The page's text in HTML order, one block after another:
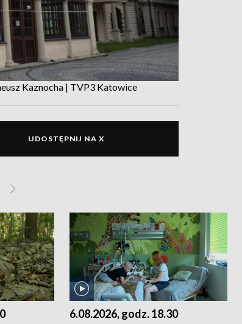
Kaznocha | TVP3 Katowice
UDOSTĘPNIJ NA X
6.08.2026, godz. 18.30